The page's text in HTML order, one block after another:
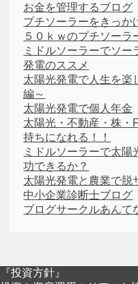
お金を管理するブログ
プチソーラーをきっか
５０ｋｗのプチソーラ
ミドルソーラーでソ
発電のススメ
太陽光発電で人生を楽
編～
太陽光発電で個人年金
太陽光・不動産・株・
持ちになれる！！
ミドルソーラーで太
功できるか？
太陽光発電と農業で脱
中小企業診断士ブログ
ブログサークルあんて
『投資方針』